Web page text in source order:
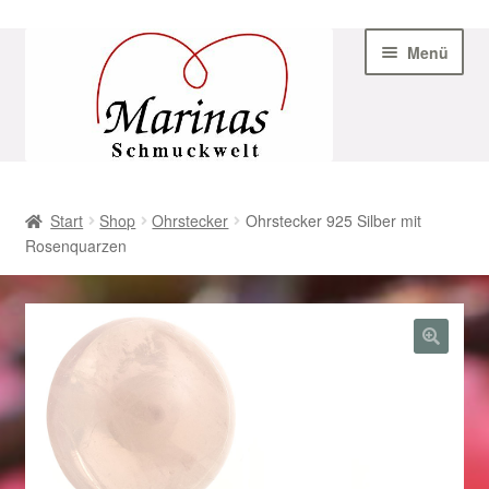
Navigation
Menü
AGB
Beispiel-Seite
Datenschutz
Geschenke zu Ostern 2023
Geschenke zu Ostern 2024
Start Shop Ohrstecker
Ohrstecker 925 Silber mit
Rosenquarzen